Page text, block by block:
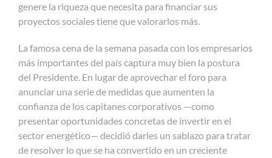
genere la riqueza que necesita para financiar sus
proyectos sociales tiene que valorarlos más.
La famosa cena de la semana pasada con los empresarios
más importantes del país captura muy bien la postura
del Presidente. En lugar de aprovechar el foro para
anunciar una serie de medidas que aumenten la
confianza de los capitanes corporativos —como
presentar oportunidades concretas de invertir en el
sector energético— decidió darles un sablazo para tratar
de resolver lo que se ha convertido en un creciente